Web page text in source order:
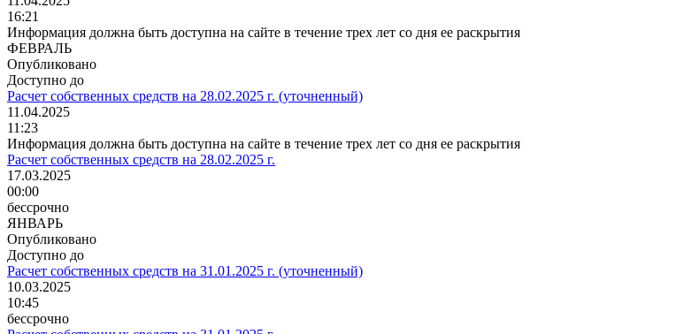
16:21
Информация должна быть доступна на сайте в течение трех лет со дня ее раскрытия
ФЕВРАЛЬ
Опубликовано
Доступно до
Расчет собственных средств на 28.02.2025 г. (уточненный)
11.04.2025
11:23
Информация должна быть доступна на сайте в течение трех лет со дня ее раскрытия
Расчет собственных средств на 28.02.2025 г.
17.03.2025
00:00
бессрочно
ЯНВАРЬ
Опубликовано
Доступно до
Расчет собственных средств на 31.01.2025 г. (уточненный)
10.03.2025
10:45
бессрочно